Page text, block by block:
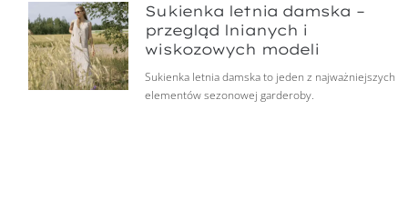
Sukienka letnia damska –
przegląd lnianych i
wiskozowych modeli
Sukienka letnia damska to jeden z najważniejszych
elementów sezonowej garderoby.